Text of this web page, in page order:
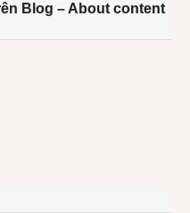
Blog – About content